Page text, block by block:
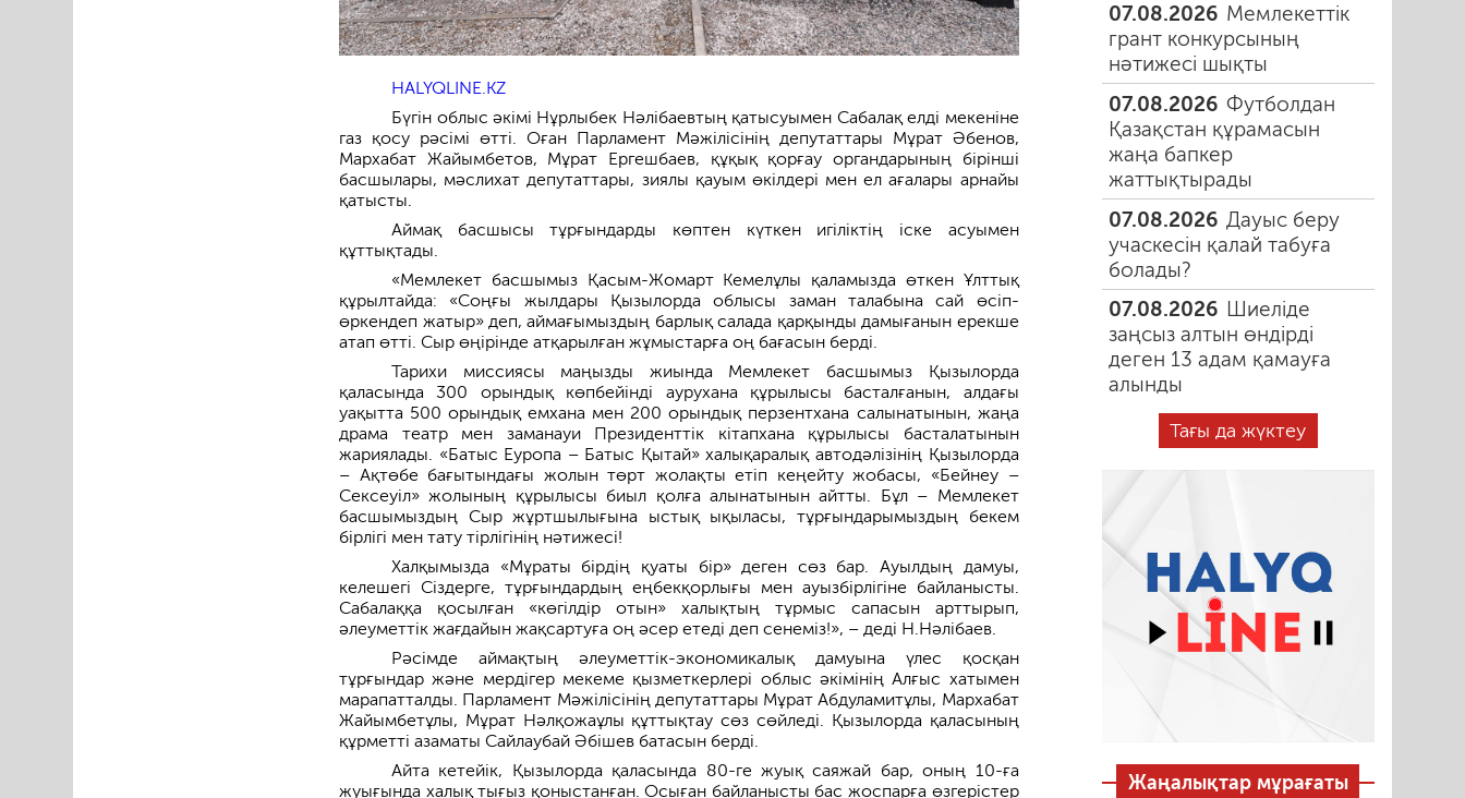
HALYQLINE.KZ
Бүгін облыс әкімі Нұрлыбек Нәлібаевтың қатысуымен Сабалақ елді мекеніне
газ қосу рәсімі өтті. Оған Парламент Мәжілісінің депутаттары Мұрат Әбенов,
Мархабат Жайымбетов, Мұрат Ергешбаев, құқық қорғау органдарының бірінші
басшылары, мәслихат депутаттары, зиялы қауым өкілдері мен ел ағалары арнайы
қатысты.
Аймақ басшысы тұрғындарды көптен күткен игіліктің іске асуымен
құттықтады.
«Мемлекет басшымыз Қасым-Жомарт Кемелұлы қаламызда өткен Ұлттық
құрылтайда: «Соңғы жылдары Қызылорда облысы заман талабына сай өсіп-
өркендеп жатыр» деп, аймағымыздың барлық салада қарқынды дамығанын ерекше
атап өтті. Cыр өңірінде атқарылған жұмыстарға оң бағасын берді.
Тарихи миссиясы маңызды жиында Мемлекет басшымыз Қызылорда
қаласында 300 орындық көпбейінді аурухана құрылысы басталғанын, алдағы
уақытта 500 орындық емхана мен 200 орындық перзентхана салынатынын, жаңа
драма театр мен заманауи Президенттік кітапхана құрылысы басталатынын
жариялады. «Батыс Еуропа – Батыс Қытай» халықаралық автодәлізінің Қызылорда
– Ақтөбе бағытындағы жолын төрт жолақты етіп кеңейту жобасы, «Бейнеу –
Сексеуіл» жолының құрылысы биыл қолға алынатынын айтты. Бұл – Мемлекет
басшымыздың Сыр жұртшылығына ыстық ықыласы, тұрғындарымыздың бекем
бірлігі мен тату тірлігінің нәтижесі!
Халқымызда «Мұраты бірдің қуаты бір» деген сөз бар. Ауылдың дамуы,
келешегі Сіздерге, тұрғындардың еңбекқорлығы мен ауызбірлігіне байланысты.
Сабалаққа қосылған «көгілдір отын» халықтың тұрмыс сапасын арттырып,
әлеуметтік жағдайын жақсартуға оң әсер етеді деп сенеміз!», – деді Н.Нәлібаев.
Рәсімде аймақтың әлеуметтік-экономикалық дамуына үлес қосқан
тұрғындар және мердігер мекеме қызметкерлері облыс әкімінің Алғыс хатымен
марапатталды. Парламент Мәжілісінің депутаттары Мұрат Абдуламитұлы, Мархабат
Жайымбетұлы, Мұрат Нәлқожаұлы құттықтау сөз сөйледі. Қызылорда қаласының
құрметті азаматы Сайлаубай Әбішев батасын берді.
Айта кетейік, Қызылорда қаласында 80-ге жуық саяжай бар, оның 10-ға
жуығында халық тығыз қоныстанған. Осыған байланысты бас жоспарға өзгерістер
07.08.2026 Мемлекеттік
грант конкурсының
нәтижесі шықты
07.08.2026 Футболдан
Қазақстан құрамасын
жаңа бапкер
жаттықтырады
07.08.2026 Дауыс беру
учаскесін қалай табуға
болады?
07.08.2026 Шиеліде
заңсыз алтын өндірді
деген 13 адам қамауға
алынды
Тағы да жүктеу
Жаңалықтар мұрағаты